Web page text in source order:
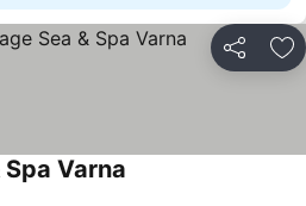
Partilhar
Varna